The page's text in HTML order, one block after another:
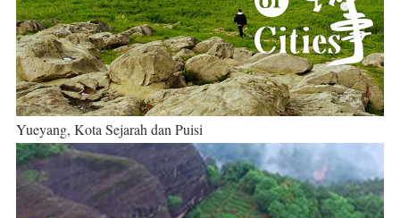
Yueyang, Kota Sejarah dan Puisi